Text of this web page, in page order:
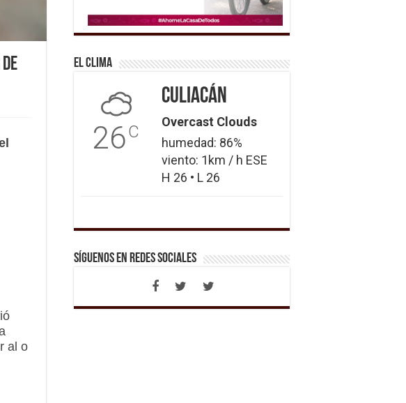
al o
El Clima
26C
Culiacán
Overcast Clouds
humedad: 86%
viento: 1km / h ESE
H 26 • L 26
Síguenos en Redes Sociales